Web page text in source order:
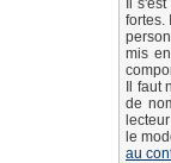
Il
fortes.
mis
Il
de
le
au